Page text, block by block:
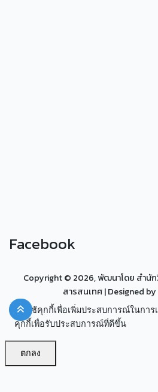
Facebook
Copyright © 2026, พัฒนาโดย สำนัก
สารสนเทศ| Designed by
เราใช้คุกกี้เพื่อเพิ่มประสบการณ์ในกา
คุกกี้เพื่อรับประสบการณ์ที่ดีขึ้น
ตกลง